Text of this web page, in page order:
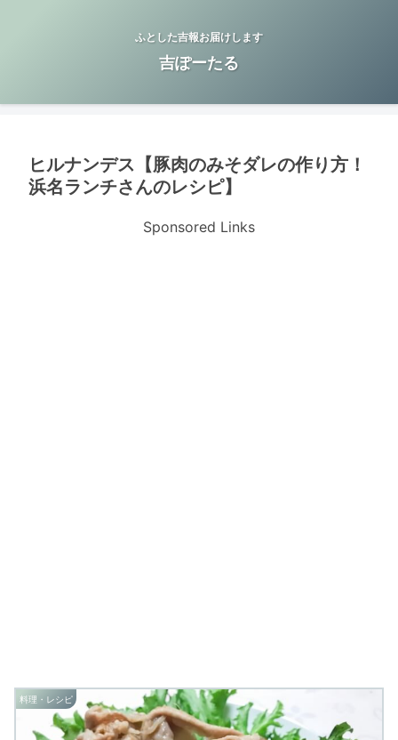
ふとした吉報お届けします
吉ぽーたる
ヒルナンデス【豚肉のみそダレの作り方！
浜名ランチさんのレシピ】
Sponsored Links
料理・レシピ